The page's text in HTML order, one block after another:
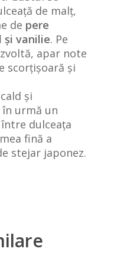
de malț,
de pere
și vanilie. Pe
apar note
scorțișoară și
și
urmă un
dulceața
fină a
stejar japonez.